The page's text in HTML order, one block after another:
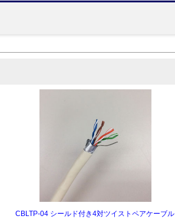
CBLTP-04 シールド付き4対ツイストペアケーブル